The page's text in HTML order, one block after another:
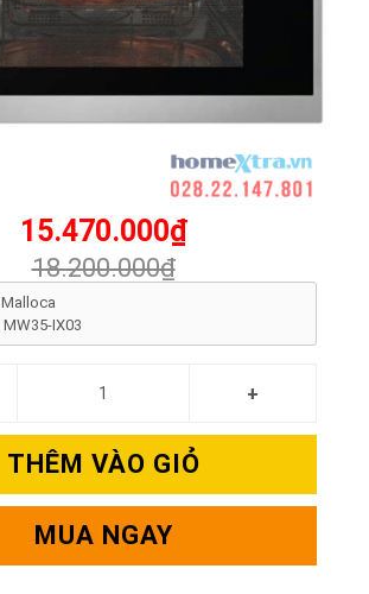
15.470.000₫
18.200.000₫
Malloca
MW35-IX03
THÊM VÀO GIỎ
MUA NGAY